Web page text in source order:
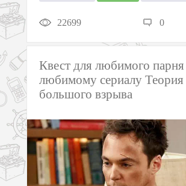
22699 0
Квест для любимого парня
любимому сериалу Теория
большого взрыва